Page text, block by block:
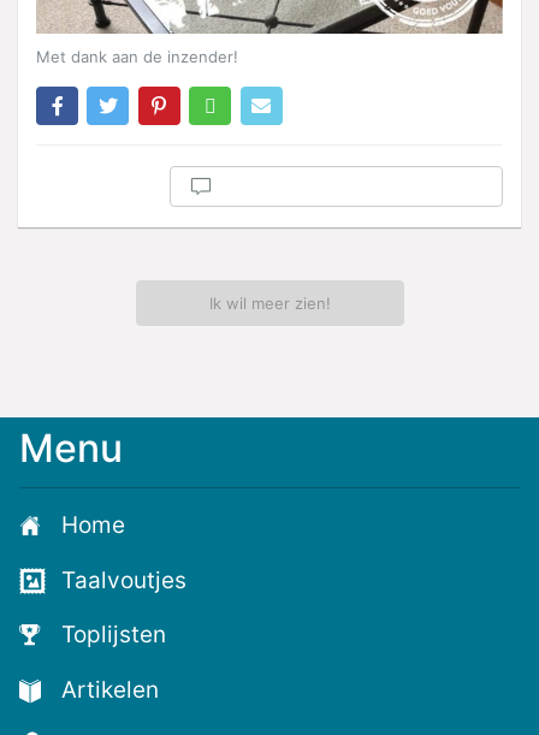
Met dank aan de inzender!
Ik wil meer zien!
Meld
voor
de
nieuwste
voutjes
en
de
voutste
Menu
Home
Taalvoutjes
Toplijsten
Artikelen